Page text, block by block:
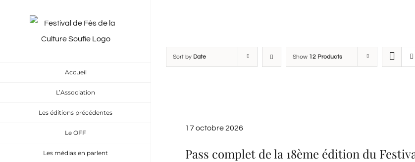
Accueil
L’Association
Les éditions précédentes
Le OFF
Les médias en parlent
Sort by Date Show 12 Products
17 octobre 2026
Pass complet de la 18ème édition du